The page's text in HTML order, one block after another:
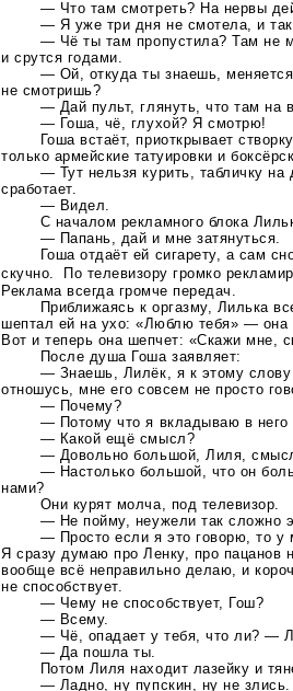
— Что там смотреть? На нервы
— Я уже три дня не смотела, и
— Чё ты там пропустила? Там не
и срутся годами.
— Ой, откуда ты знаешь,
не смотришь?
— Дай пульт, глянуть, что там на
— Гоша, чё, глухой? Я смотрю!
Гоша встаёт, приоткрывает
только армейские татуировки и
— Тут нельзя курить, табличку на
сработает.
— Видел.
С началом рекламного блока
— Папань, дай и мне затянуться.
Гоша отдаёт ей сигарету, а сам
скучно. По телевизору громко
Реклама всегда громче передач.
Приближаясь к оргазму, Лилька
шептал ей на ухо: «Люблю тебя» — она
Вот и теперь она шепчет: «Скажи мне,
После душа Гоша заявляет:
— Знаешь, Лилёк, я к этому слову
отношусь, мне его совсем не просто
— Почему?
— Потому что я вкладываю в него
— Какой ещё смысл?
— Довольно большой, Лиля,
— Настолько большой, что он
нами?
Они курят молча, под телевизор.
— Не пойму, неужели так сложно
— Просто если я это говорю, то у
Я сразу думаю про Ленку, про пацанов
вообще всё неправильно делаю, и
не способствует.
— Чему не способствует, Гош?
— Всему.
— Чё, опадает у тебя, что ли? —
— Да пошла ты.
Потом Лиля находит лазейку и
— Ладно, ну пупскин, ну не